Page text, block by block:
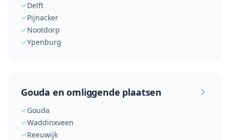
Delft
Pijnacker
Nootdorp
Ypenburg
Gouda en omliggende plaatsen
Gouda
Waddinxveen
Reeuwijk